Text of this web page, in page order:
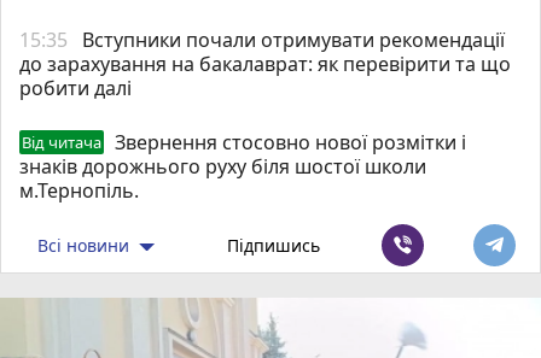
15:35
Вступники почали отримувати рекомендації
до зарахування на бакалаврат: як перевірити та що
робити далі
Від читача
Звернення стосовно нової розмітки і
знаків дорожнього руху біля шостої школи
м.Тернопіль.
Всі новини Підпишись